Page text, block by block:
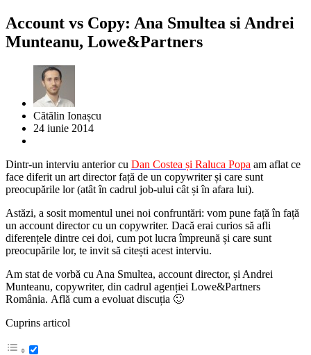
Account vs Copy: Ana Smultea si Andrei
Munteanu, Lowe&Partners
Cătălin Ionașcu
24 iunie 2014
Dintr-un interviu anterior cu Dan Costea și Raluca Popa am aflat ce
face diferit un art director față de un copywriter și care sunt
preocupările lor (atât în cadrul job-ului cât și în afara lui).
Astăzi, a sosit momentul unei noi confruntări: vom pune față în față
un account director cu un copywriter. Dacă erai curios să afli
diferențele dintre cei doi, cum pot lucra împreună și care sunt
preocupările lor, te invit să citești acest interviu.
Am stat de vorbă cu Ana Smultea, account director, și Andrei
Munteanu, copywriter, din cadrul agenției Lowe&Partners
România. Află cum a evoluat discuția 🙂
Cuprins articol